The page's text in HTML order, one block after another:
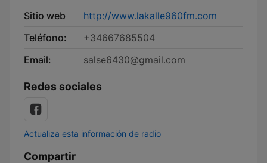
Sitio web
http://www.lakalle960fm.com
Teléfono:
+34667685504
Email:
salse6430@gmail.com
Redes sociales
Actualiza esta información de radio
Compartir